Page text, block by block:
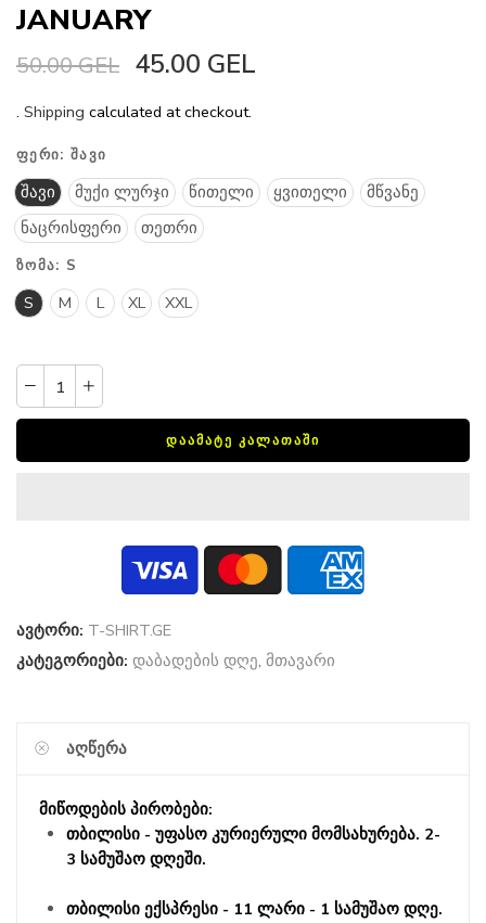
JANUARY
50.00 GEL 45.00 GEL
. Shipping calculated at checkout.
ᲤᲔᲠᲘ: ᲨᲐᲕᲘ
შავი მუქი ლურჯი წითელი ყვითელი
მწვანე
ნაცრისფერი
თეთრი
ᲖᲝᲛᲐ: S
S M L XL XXL
ᲓᲐᲐᲛᲐᲢᲔ ᲙᲐᲚᲐᲗᲐᲨᲘ
ავტორი: T-SHIRT.GE
კატეგორიები: დაბადების დღე, მთავარი
ᲐᲦᲬᲔᲠᲐ
მიწოდების პირობები:
თბილისი - უფასო კურიერული მომსახურება. 2-
3 სამუშაო დღეში.
თბილისი ექსპრესი - 11 ლარი - 1 სამუშაო დღე.